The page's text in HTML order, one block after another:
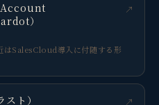
）
はSalesCloud導入に付随する形
↗
ト） ↗